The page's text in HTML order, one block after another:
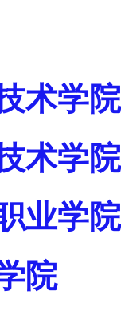
术学院
术学院
业学院
院